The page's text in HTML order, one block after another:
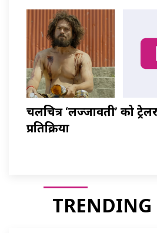
चलचित्र ‘लज्जावती’ को
प्रतिक्रिया
TRENDING